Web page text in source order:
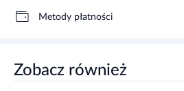
Metody płatności
Zobacz również